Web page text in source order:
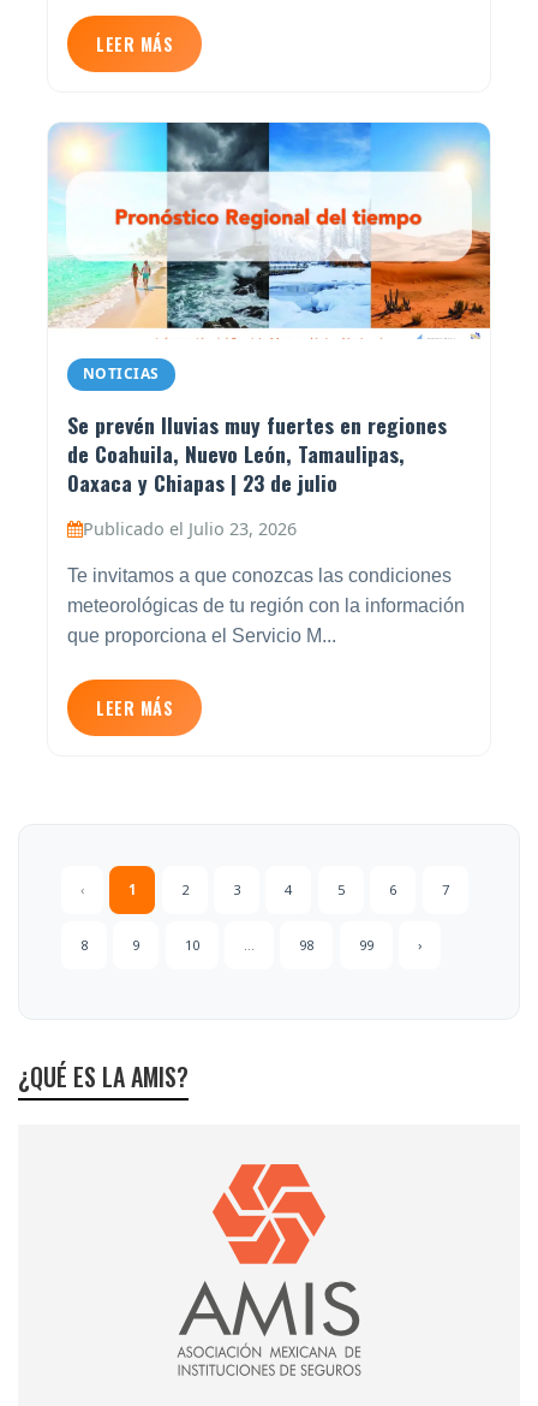
LEER MÁS
NOTICIAS
Se prevén lluvias muy fuertes en regiones
de Coahuila, Nuevo León, Tamaulipas,
Oaxaca y Chiapas | 23 de julio
Publicado el Julio 23, 2026
Te invitamos a que conozcas las condiciones
meteorológicas de tu región con la información
que proporciona el Servicio M...
LEER MÁS
‹ 1 2 3 4 5 6 7
8 9 10 98 99 ›
¿QUÉ ES LA AMIS?